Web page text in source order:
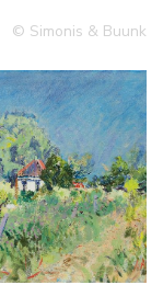
© Simonis & Buunk